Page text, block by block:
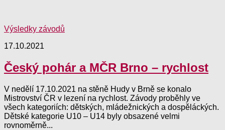
Výsledky závodů
17.10.2021
Český pohár a MČR Brno – rychlost
V nedělí 17.10.2021 na stěně Hudy v Brně se konalo
Mistrovství ČR v lezení na rychlost. Závody proběhly ve
všech kategoriích: dětských, mládežnických a dospěláckých.
Dětské kategorie U10 – U14 byly obsazené velmi
rovnoměrně...